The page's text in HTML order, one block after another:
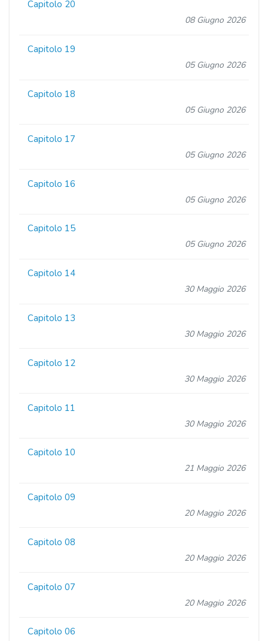
Capitolo 20
08 Giugno 2026
Capitolo 19
05 Giugno 2026
Capitolo 18
05 Giugno 2026
Capitolo 17
05 Giugno 2026
Capitolo 16
05 Giugno 2026
Capitolo 15
05 Giugno 2026
Capitolo 14
30 Maggio 2026
Capitolo 13
30 Maggio 2026
Capitolo 12
30 Maggio 2026
Capitolo 11
30 Maggio 2026
Capitolo 10
21 Maggio 2026
Capitolo 09
20 Maggio 2026
Capitolo 08
20 Maggio 2026
Capitolo 07
20 Maggio 2026
Capitolo 06